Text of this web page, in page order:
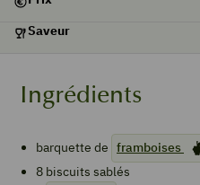
Saveur
Ingrédients
barquette de framboises
8 biscuits sablés